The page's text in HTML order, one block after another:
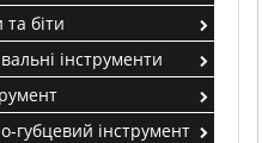
та біти
інструменти
губцевий інструмент